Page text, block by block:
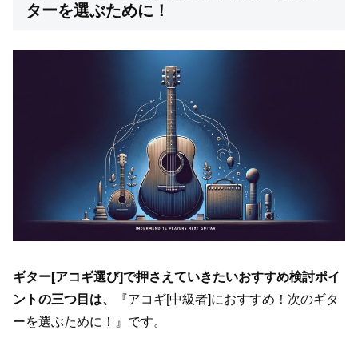
ターを選ぶために！
ギター[アコギ選び]で押さえていきたいおすすめ検討ポイ
ントの三つ目は、
『アコギ[中級者]におすすめ！次のギタ
ーを選ぶために！』です。